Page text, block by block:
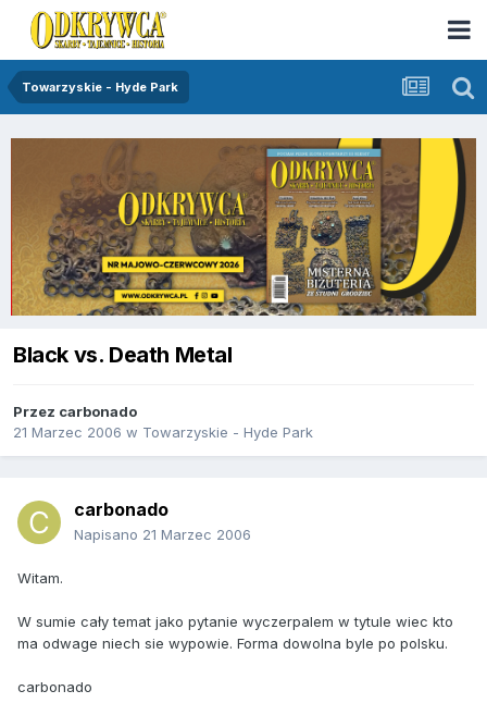
Towarzyskie - Hyde Park
Black vs. Death Metal
Przez carbonado
21 Marzec 2006 w Towarzyskie - Hyde Park
carbonado
Napisano 21 Marzec 2006
Witam.
W sumie cały temat jako pytanie wyczerpalem w tytule wiec kto
ma odwage niech sie wypowie. Forma dowolna byle po polsku.
carbonado